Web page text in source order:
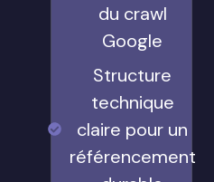
du crawl
Google
Structure
technique
claire pour un
référencement